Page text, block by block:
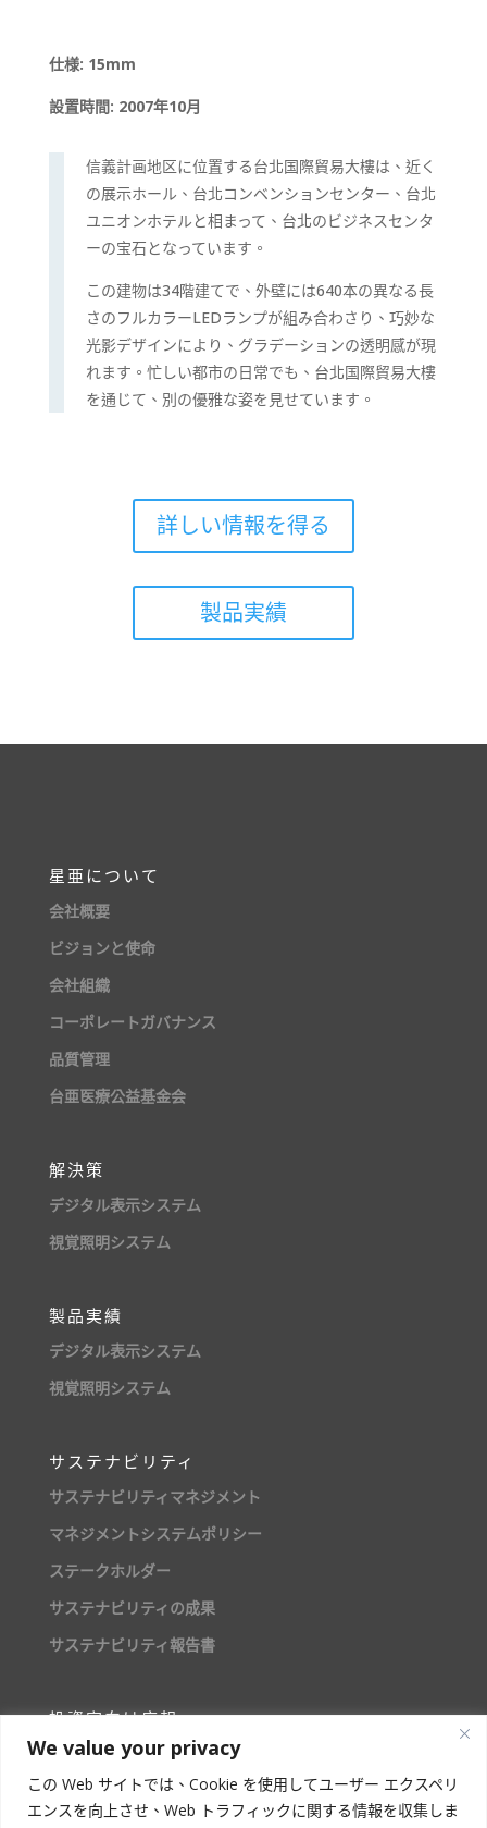
We value your privacy
この Web サイトでは、Cookie を使用してユーザー エクスペリ
エンスを向上させ、Web トラフィックに関する情報を収集しま
仕様: 15mm
設置時間: 2007年10月
信義計画地区に位置する台北国際貿易大樓は、近く
の展示ホール、台北コンベンションセンター、台北
ユニオンホテルと相まって、台北のビジネスセンタ
ーの宝石となっています。
この建物は34階建てで、外壁には640本の異なる長
さのフルカラーLEDランプが組み合わさり、巧妙な
光影デザインにより、グラデーションの透明感が現
れます。忙しい都市の日常でも、台北国際貿易大樓
を通じて、別の優雅な姿を見せています。
詳しい情報を得る
製品実績
星亜について
会社概要
ビジョンと使命
会社組織
コーポレートガバナンス
品質管理
台亜医療公益基金会
解決策
デジタル表示システム
視覚照明システム
製品実績
デジタル表示システム
視覚照明システム
サステナビリティ
サステナビリティマネジメント
マネジメントシステムポリシー
ステークホルダー
サステナビリティの成果
サステナビリティ報告書
投資家向け広報
株主情報